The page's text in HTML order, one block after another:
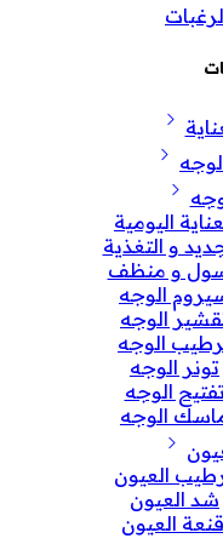
اليومية
و التغذية
و منظف
الوجه
الوجه
الوجه
تونر الوجه
تفتيح الوجه
الوجه
العيون
شد العيون
العيون